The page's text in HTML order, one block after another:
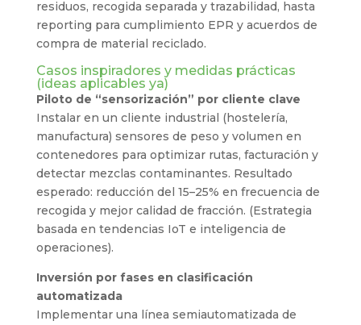
residuos, recogida separada y trazabilidad, hasta
reporting para cumplimiento EPR y acuerdos de
compra de material reciclado.
Casos inspiradores y medidas prácticas
(ideas aplicables ya)
Piloto de “sensorización” por cliente clave
Instalar en un cliente industrial (hostelería,
manufactura) sensores de peso y volumen en
contenedores para optimizar rutas, facturación y
detectar mezclas contaminantes. Resultado
esperado: reducción del 15–25% en frecuencia de
recogida y mejor calidad de fracción. (Estrategia
basada en tendencias IoT e inteligencia de
operaciones).
Inversión por fases en clasificación
automatizada
Implementar una línea semiautomatizada de